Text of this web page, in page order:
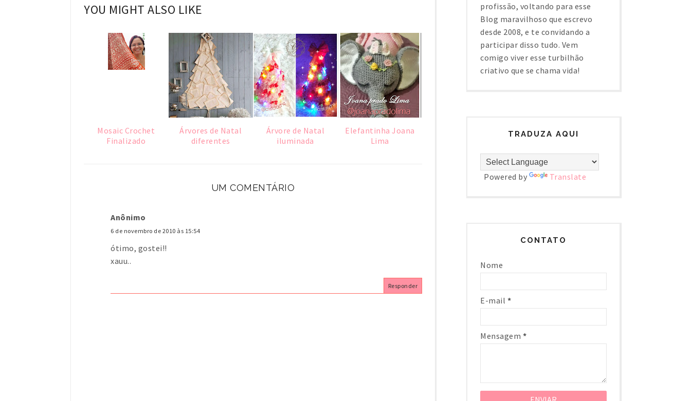
YOU MIGHT ALSO LIKE
Mosaic Crochet
Finalizado
Árvores de Natal
diferentes
Árvore de Natal
iluminada
Elefantinha Joana
Lima
UM COMENTÁRIO
Anônimo
6 de novembro de 2010 às 15:54
ótimo, gostei!!
xauu..
Responder
profissão, voltando para esse
Blog maravilhoso que escrevo
desde 2008, e te convidando a
participar disso tudo. Vem
comigo viver esse turbilhão
criativo que se chama vida!
TRADUZA AQUI
Powered by Translate
CONTATO
Nome
E-mail *
Mensagem *